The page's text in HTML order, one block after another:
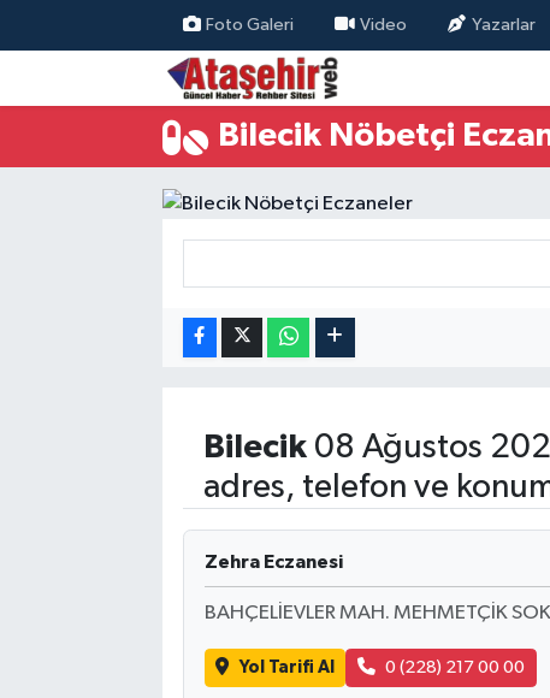
Foto Galeri Video Yazarlar
Bilecik Nöbetçi
Bilecik08 Ağustos
adres, telefon ve
Zehra Eczanesi
BAHÇELİEVLER MAH. MEHMETÇİK
Yol Tarifi Al 0 (228) 217 00 00
Hava Durumu
Trafik Durumu
Süper Lig Puan Durumu ve Fikstür
Son Dakika Haberleri